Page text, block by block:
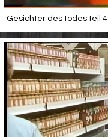
Gesichter des todes teil 4